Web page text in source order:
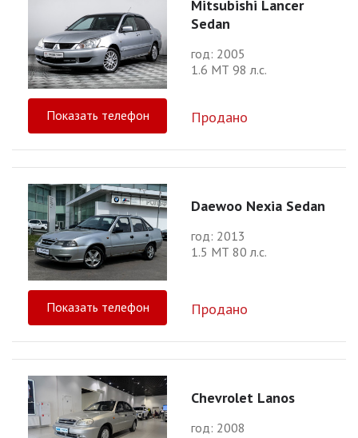
Mitsubishi Lancer
Sedan
год: 2005
1.6 МТ 98 л.с.
Показать телефон Продано
Daewoo Nexia Sedan
год: 2013
1.5 МТ 80 л.с.
Показать телефон Продано
Chevrolet Lanos
год: 2008